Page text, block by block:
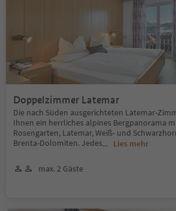
Doppelzimmer Latemar
Die nach Süden ausgerichteten Latemar-
Ihnen ein herrliches alpines Bergpanorama
Rosengarten, Latemar, Weiß- und
Brenta-Dolomiten. Jedes... Lies mehr
max. 2 Gäste